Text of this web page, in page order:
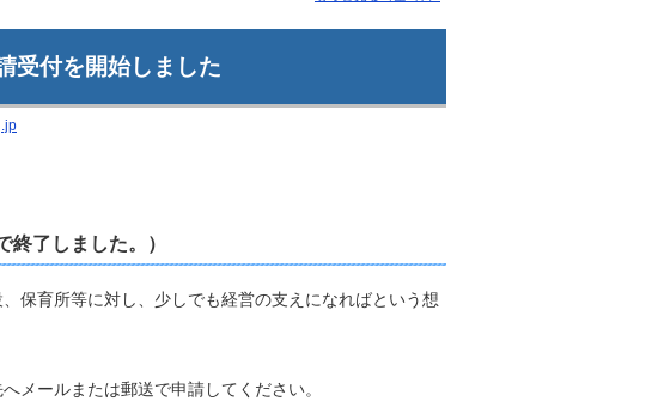
受付を開始しました
了しました。）
保育所等に対し、少しでも経営の支えになればという想
メールまたは郵送で申請してください。